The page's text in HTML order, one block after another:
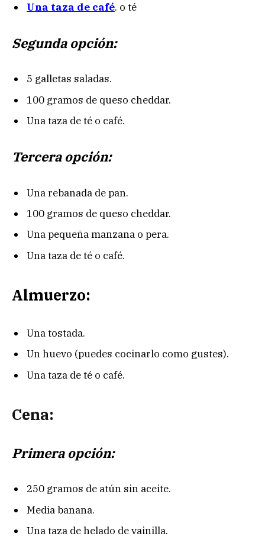
Una taza de café. o té
Segunda opción:
5 galletas saladas.
100 gramos de queso cheddar.
Una taza de té o café.
Tercera opción:
Una rebanada de pan.
100 gramos de queso cheddar.
Una pequeña manzana o pera.
Una taza de té o café.
Almuerzo:
Una tostada.
Un huevo (puedes cocinarlo como gustes).
Una taza de té o café.
Cena:
Primera opción:
250 gramos de atún sin aceite.
Media banana.
Una taza de helado de vainilla.